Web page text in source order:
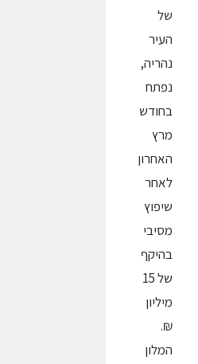
של
העיר
נהריה,
נפתח
בחודש
מרץ
האחרון
לאחר
שיפוץ
מסיבי
בהיקף
של 15
מיליון
₪.
המלון